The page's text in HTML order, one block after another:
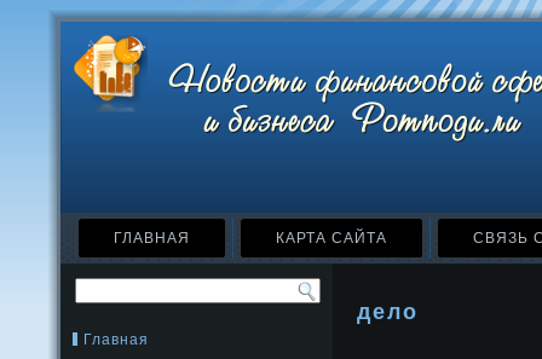
ГЛАВНАЯ КАРТА САЙТА СВЯЗЬ
Главная
дело